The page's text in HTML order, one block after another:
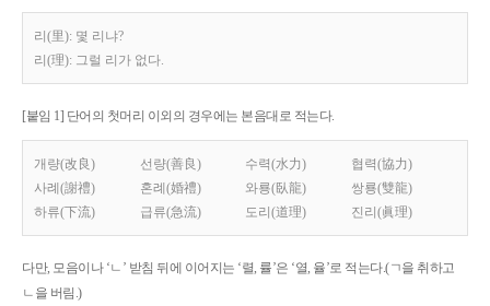
리(里): 몇 리냐?
리(理): 그럴 리가 없다.
[붙임 1] 단어의 첫머리 이외의 경우에는 본음대로 적는다.
개량(改良) 선량(善良) 수력(水力)
협력(協力)
사례(謝禮)
혼례(婚禮) 와룡(臥龍)
쌍룡(雙龍)
하류(下流)
급류(急流) 도리(道理) 진리(眞理)
다만, 모음이나 ‘ㄴ’ 받침 뒤에 이어지는 ‘렬, 률’은 ‘열, 율’로 적는다.(ㄱ을 취하고
ㄴ을 버림.)